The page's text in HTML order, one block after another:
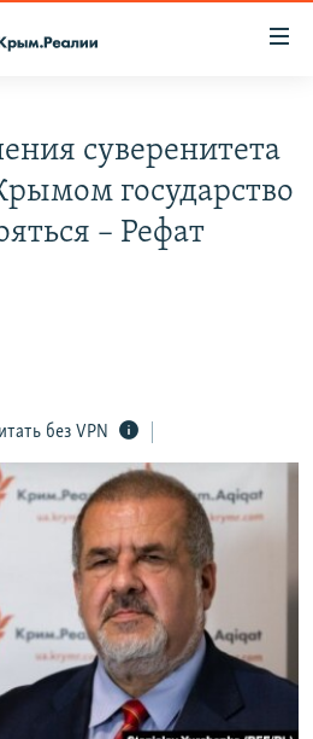
КРЫМА
суверенитета
государство
– Рефат
без VPN